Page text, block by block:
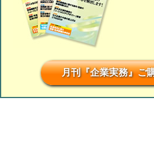
月刊『企業実務』ご